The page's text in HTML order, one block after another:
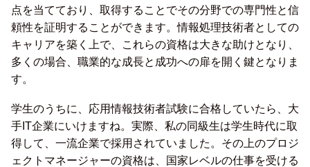
点を当てており、取得することでその分野での専門性と信
頼性を証明することができます。情報処理技術者としての
キャリアを築く上で、これらの資格は大きな助けとなり、
多くの場合、職業的な成長と成功への扉を開く鍵となりま
す。
学生のうちに、応用情報技術者試験に合格していたら、大
手IT企業にいけますね。実際、私の同級生は学生時代に取
得して、一流企業で採用されていました。その上のプロジ
ェクトマネージャーの資格は、国家レベルの仕事を受ける